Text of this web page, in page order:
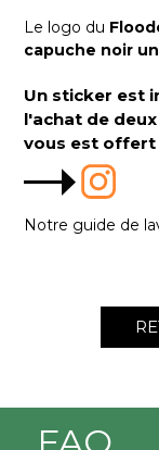
Le logo du
capuche noir
Un sticker est
l'achat de
vous est offert
Notre guide de